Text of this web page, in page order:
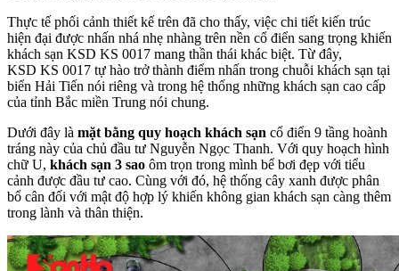
Thực tế phối cảnh thiết kế trên đã cho thấy, việc chi tiết kiến trúc
hiện đại được nhấn nhá nhẹ nhàng trên nền cổ điển sang trọng khiến
khách sạn KSD KS 0017 mang thần thái khác biệt. Từ đây,
KSD KS 0017 tự hào trở thành điểm nhấn trong chuỗi khách sạn tại
biển Hải Tiến nói riêng và trong hệ thống những khách sạn cao cấp
của tỉnh Bắc miền Trung nói chung.
Dưới đây là mặt bằng quy hoạch khách sạn cổ điển 9 tầng hoành
tráng này của chủ đầu tư Nguyễn Ngọc Thanh. Với quy hoạch hình
chữ U, khách sạn 3 sao ôm trọn trong mình bể bơi đẹp với tiểu
cảnh được đầu tư cao. Cùng với đó, hệ thống cây xanh được phân
bổ cân đối với mật độ hợp lý khiến không gian khách sạn càng thêm
trong lành và thân thiện.